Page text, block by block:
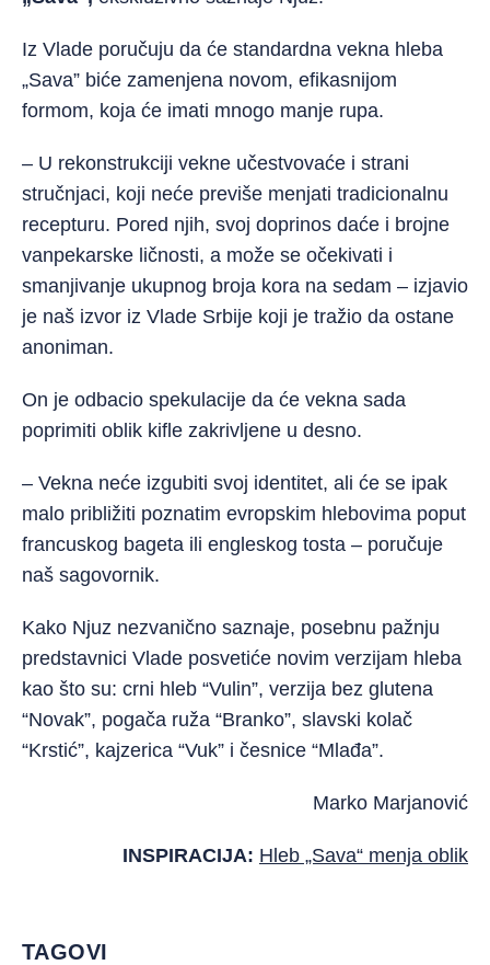
Iz Vlade poručuju da će standardna vekna hleba
„Sava” biće zamenjena novom, efikasnijom
formom, koja će imati mnogo manje rupa.
– U rekonstrukciji vekne učestvovaće i strani
stručnjaci, koji neće previše menjati tradicionalnu
recepturu. Pored njih, svoj doprinos daće i brojne
vanpekarske ličnosti, a može se očekivati i
smanjivanje ukupnog broja kora na sedam – izjavio
je naš izvor iz Vlade Srbije koji je tražio da ostane
anoniman.
On je odbacio spekulacije da će vekna sada
poprimiti oblik kifle zakrivljene u desno.
– Vekna neće izgubiti svoj identitet, ali će se ipak
malo približiti poznatim evropskim hlebovima poput
francuskog bageta ili engleskog tosta – poručuje
naš sagovornik.
Kako Njuz nezvanično saznaje, posebnu pažnju
predstavnici Vlade posvetiće novim verzijam hleba
kao što su: crni hleb “Vulin”, verzija bez glutena
“Novak”, pogača ruža “Branko”, slavski kolač
“Krstić”, kajzerica “Vuk” i česnice “Mlađa”.
Marko Marjanović
INSPIRACIJA: Hleb „Sava“ menja oblik
TAGOVI